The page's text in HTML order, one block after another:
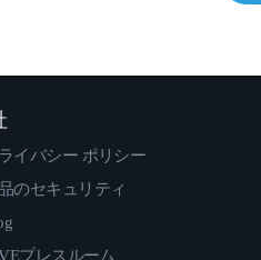
イバシー ポリシー
のセキュリティ
プレスルーム